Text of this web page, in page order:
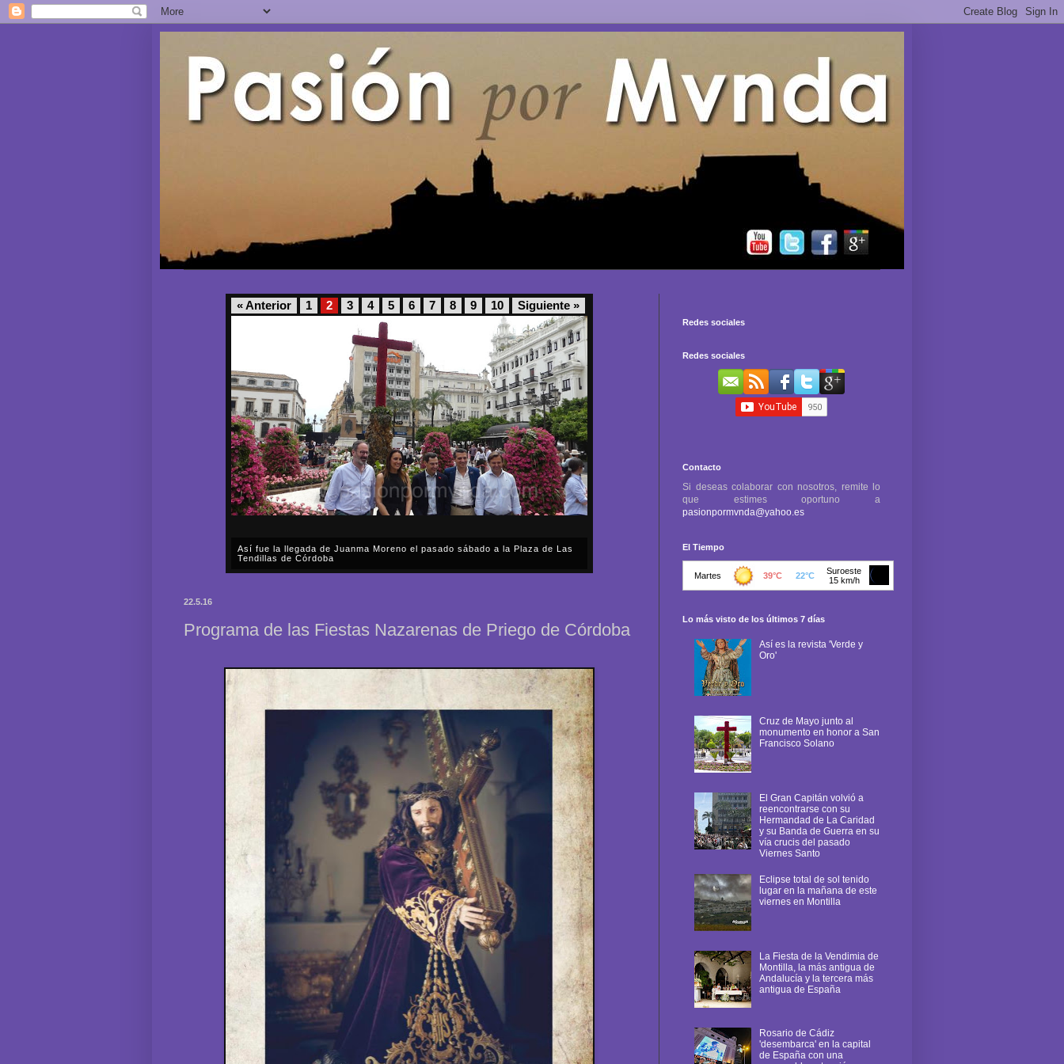
« Anterior 1 2 3 4 5 6 7 8 9 10 Siguiente »
Así fue la llegada de Juanma Moreno el pasado sábado a la Plaza de Las
Tendillas de Córdoba
22.5.16
Programa de las Fiestas Nazarenas de Priego de Córdoba
Redes sociales
Redes sociales
Contacto
Si deseas colaborar con nosotros, remite lo
que estimes oportuno a
pasionpormvnda@yahoo.es
El Tiempo
Lo más visto de los últimos 7 días
Así es la revista 'Verde y
Oro'
Cruz de Mayo junto al
monumento en honor a San
Francisco Solano
El Gran Capitán volvió a
reencontrarse con su
Hermandad de La Caridad
y su Banda de Guerra en su
vía crucis del pasado
Viernes Santo
Eclipse total de sol tenido
lugar en la mañana de este
viernes en Montilla
La Fiesta de la Vendimia de
Montilla, la más antigua de
Andalucía y la tercera más
antigua de España
Rosario de Cádiz
'desembarca' en la capital
de España con una